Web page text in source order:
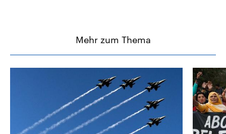
Mehr zum Thema